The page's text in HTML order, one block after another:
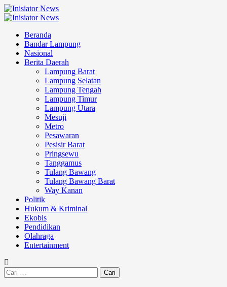
Beranda
Bandar Lampung
Nasional
Berita Daerah
Lampung Barat
Lampung Selatan
Lampung Tengah
Lampung Timur
Lampung Utara
Mesuji
Metro
Pesawaran
Pesisir Barat
Pringsewu
Tanggamus
Tulang Bawang
Tulang Bawang Barat
Way Kanan
Politik
Hukum & Kriminal
Ekobis
Pendidikan
Olahraga
Entertainment